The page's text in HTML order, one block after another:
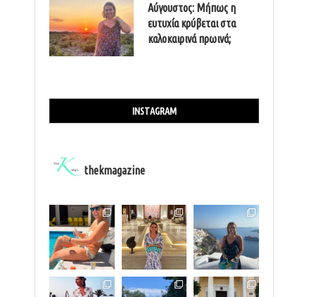
Αύγουστος: Μήπως η
ευτυχία κρύβεται στα
καλοκαιρινά πρωινά;
INSTAGRAM
thekmagazine